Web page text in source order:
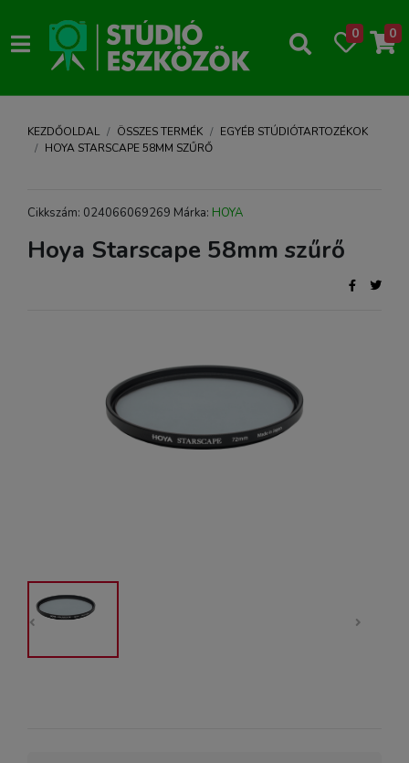
0 0
KEZDŐOLDAL ÖSSZES TERMÉK
EGYÉB STÚDIÓTARTOZÉKOK
HOYA STARSCAPE 58MM SZŰRŐ
Cikkszám: 024066069269 Márka: HOYA
Hoya Starscape 58mm szűrő